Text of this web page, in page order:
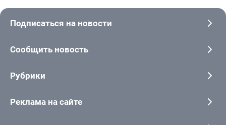
Подписаться на новости
Сообщить новость
Рубрики
Реклама на сайте